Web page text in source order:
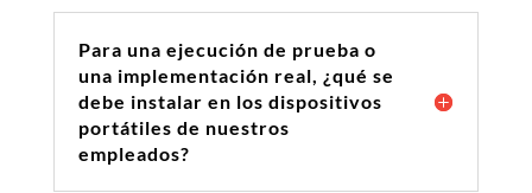
Para una ejecución de prueba o
una implementación real, ¿qué se
debe instalar en los dispositivos
portátiles de nuestros
empleados?